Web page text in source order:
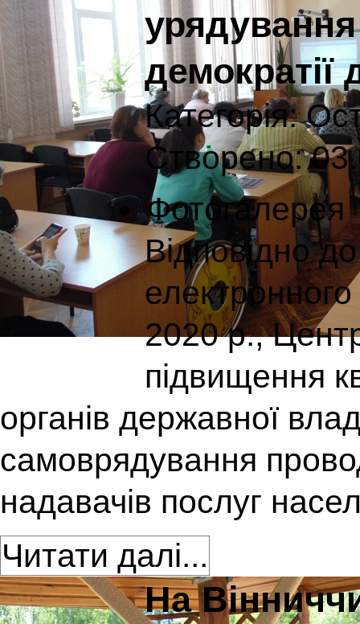
демократії
Категорія:
Створено:
Фотогалерея
Відповідно
2020 р.,
підвищення
органів державної
самоврядування
надавачів послуг
Читати далі...
На